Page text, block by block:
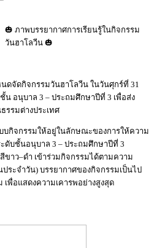
🎃 ภาพบรรยากาศการเรียนรู้ในกิจกรรม
วันฮาโลวีน 🎃
นดจัดกิจกรรมวันฮาโลวีน ในวันศุกร์ที่ 31
น อนุบาล 3 – ประถมศึกษาปีที่ 3 เพื่อส่ง
รรมต่างประเทศ
บกิจกรรมให้อยู่ในลักษณะของการให้ความ
ดับชั้นอนุบาล 3 – ประถมศึกษาปีที่ 3
าว–ดำ เข้าร่วมกิจกรรมได้ตามความ
ระจำวัน) บรรยากาศของกิจกรรมเป็นไป
เพื่อแสดงความเคารพอย่างสูงสุด